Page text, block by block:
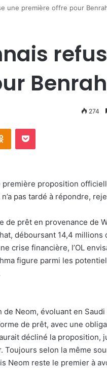
une première offre pour
274
Odnoklassniki
Pocket
proposition
pas tardé à répondre,
de prêt en provenance de
déboursant 14,4 millions
crise financière, l’OL
figure parmi les
Neom, évoluant en
de prêt, avec une
décliné la proposition,
selon la même
Neom reste le premier à